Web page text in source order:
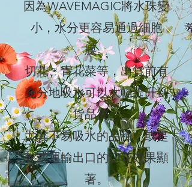
因為WAVEMAGIC將水珠變
小，水分更容易通過細胞
膜。
切花、青花菜等，出貨前有
充分地吸水可以大幅提升到
貨品質。
尤其不易吸水的品種，或是
乾式運輸出口的切花效果顯
著。